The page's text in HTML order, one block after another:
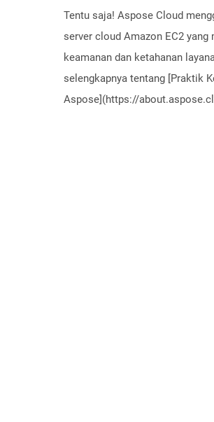
Tentu saja! Aspose Cloud
server cloud Amazon EC2 yang
keamanan dan ketahanan
selengkapnya tentang [Praktik
Aspose](https://